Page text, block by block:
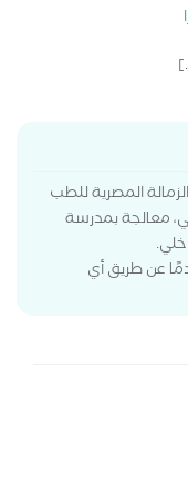
المصرية للطب
معالجة بمدرسة
عن طريق أي